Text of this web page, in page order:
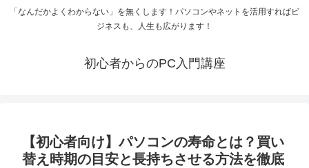
「なんだかよくわからない」を無くします！パソコンやネットを活用すればビ
ジネスも、人生も広がります！
初心者からのPC入門講座
【初心者向け】パソコンの寿命とは？買い
替え時期の目安と長持ちさせる方法を徹底